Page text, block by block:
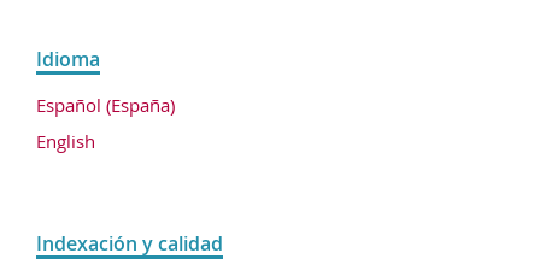
Idioma
Español (España)
English
Indexación y calidad